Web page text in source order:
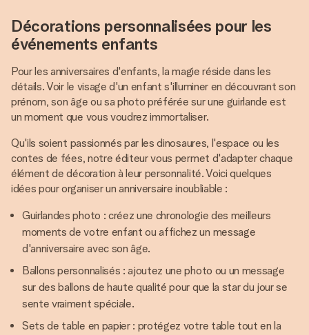
Décorations personnalisées pour les
événements enfants
Pour les anniversaires d'enfants, la magie réside dans les
détails. Voir le visage d'un enfant s'illuminer en découvrant son
prénom, son âge ou sa photo préférée sur une guirlande est
un moment que vous voudrez immortaliser.
Qu'ils soient passionnés par les dinosaures, l'espace ou les
contes de fées, notre éditeur vous permet d'adapter chaque
élément de décoration à leur personnalité. Voici quelques
idées pour organiser un anniversaire inoubliable :
Guirlandes photo : créez une chronologie des meilleurs
moments de votre enfant ou affichez un message
d'anniversaire avec son âge.
Ballons personnalisés : ajoutez une photo ou un message
sur des ballons de haute qualité pour que la star du jour se
sente vraiment spéciale.
Sets de table en papier : protégez votre table tout en la